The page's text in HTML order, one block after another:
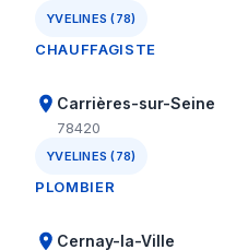
YVELINES (78)
CHAUFFAGISTE
Carrières-sur-Seine
78420
YVELINES (78)
PLOMBIER
Cernay-la-Ville